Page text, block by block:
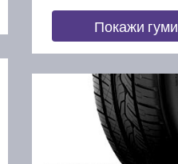
Покажи гуми